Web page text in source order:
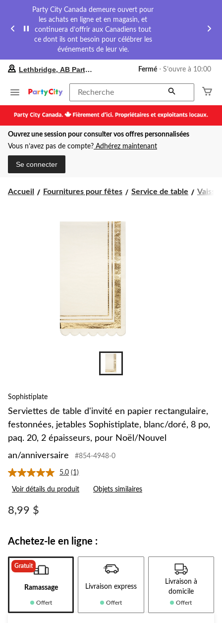
Party City Canada demeure ouvert pour
les achats en ligne et en magasin, et
continuera d’offrir aux Canadiens tout
ce dont ils ont besoin pour célébrer les
événements de leur vie.
préféré
Lethbridge,
Party
City,
courament
Fermé,
pour
Lethbridge, AB Party City Fermé ⋅ S’ouvre à 10:00
Recherche
Ouvrez une session pour consulter vos offres personnalisées
Vous n’avez pas de compte? Adhérez maintenant
Se connecter
Accueil Fournitures pour fêtes Service de table
Sophistiplate
Serviettes de table d'invité en papier rectangulaire,
festonnées, jetables Sophistiplate, blanc/doré, 8 po,
paq. 20, 2 épaisseurs, pour Noël/Nouvel
an/anniversaire
#854-4948-0
5.0 Lire
commentaire.
(1)
Voir détails du produit Objets similaires
8,99 $
Achetez-le en ligne :
Gratuit
Ramassage
Offert
Livraison express
Offert
Livraison à
domicile
Offert